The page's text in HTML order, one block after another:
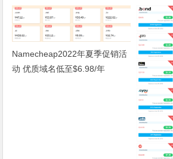
Namecheap2022年夏季促销活
动 优质域名低至$6.98/年